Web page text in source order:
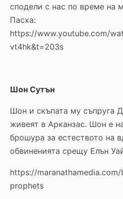
сподели с нас по време на
Пасха:
https://www.youtube.com/
vt4hk&t=203s
Шон Сутън
Шон и скъпата му съпруга
живеят в Арканзас. Шон е
брошура за естеството на
обвиненията срещу Елън
https://
prophets